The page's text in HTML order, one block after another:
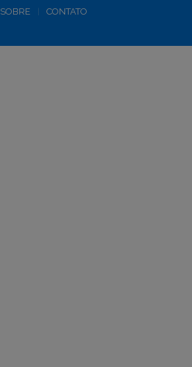
SOBRE CONTATO